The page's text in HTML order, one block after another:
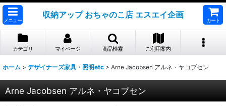
メニュー
収納アップ おちゃのこ店 エスエイ企画
カート
カテゴリ マイページ 商品検索 ご利用案内
ホーム > デザイナーズ家具・照明etc > Arne Jacobsen アルネ・ヤコブセン
Arne Jacobsen アルネ・ヤコブセン